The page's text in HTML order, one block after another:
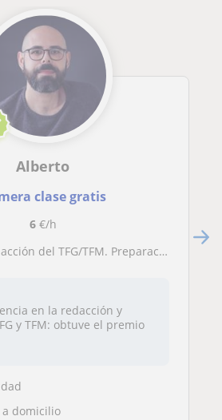
Alberto
clase gratis
6€/h
TFM. Preparación de la defensa o presentación
en la redacción y
y TFM: obtuve el premio
a domicilio